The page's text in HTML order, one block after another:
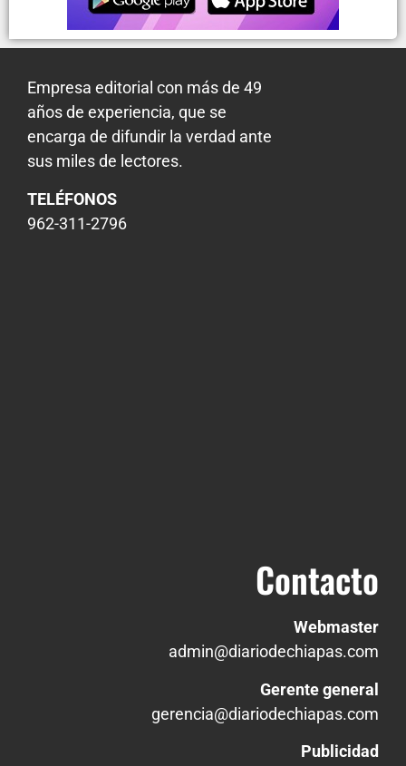
Empresa editorial con más de 49
años de experiencia, que se
encarga de difundir la verdad ante
sus miles de lectores.
TELÉFONOS
962-311-2796
Contacto
Webmaster
admin@diariodechiapas.com
Gerente general
gerencia@diariodechiapas.com
Publicidad